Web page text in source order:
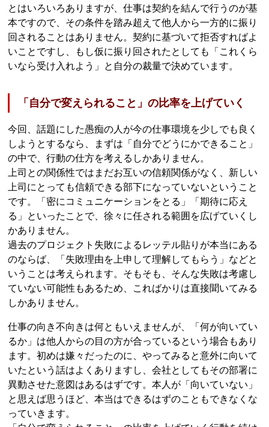
とはいろいろありますが、仕事は契約を結んで行うのが基
本ですので、その条件を踏み超えて他人から一方的に振り
回されることはありません。契約に基づいて拒否すればよ
いことですし、もし仮に振り回されたとしても「これくら
いなら受け入れよう」と自分の裁量で決めています。
「自分で変えられること」の比率を上げていく
今回、話題にした愚痴の人が今の仕事環境を少しでも良く
しようとするなら、まずは「自分でどうにかできること」
の中で、行動の仕方を考えるしかありません。
上司との関係性ではまだお互いの信頼関係がなく、新しい
上司にとっても信頼できる部下になっていないということ
です。「密にコミュニケーションをとる」「期待に応え
る」といったことで、徐々に任される範囲を広げていくし
かありません。
過去のプロジェクト失敗によるレッテル貼りが本当にある
のならば、「失敗理由を上申して理解してもらう」などと
いうことは考えられます。そもそも、そんな失敗は考慮し
ていない可能性もあるため、こればかりは直接聞いてみる
しかありません。
仕事の向き不向きは何ともいえませんが、「何が向いてい
るか」は他人からの目の方が合っているという場合もあり
ます。初めは嫌々だったのに、やってみると意外に向いて
いたという話はよくありますし、会社としてもその部署に
異動させた意図はあるはずです。本人が「向いていない」
と思えば思うほど、本当はできるはずのこともできなくな
っていきます。